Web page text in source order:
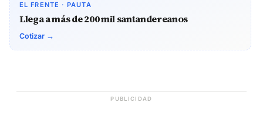
EL FRENTE · PAUTA
Llega a más de 200 mil santandereanos
Cotizar →
PUBLICIDAD